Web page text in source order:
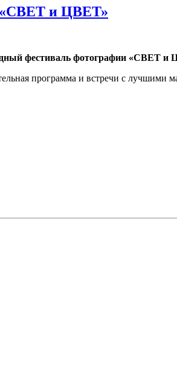
«СВЕТ и ЦВЕТ»
фестиваль фотографии «СВЕТ и
программа и встречи с лучшими